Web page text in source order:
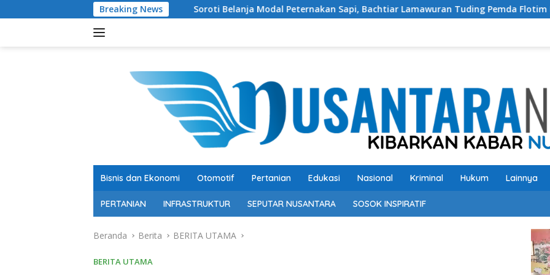
ke
Breaking News
Soroti Belanja Modal Peternakan Sapi, Bachtiar Lamawuran Tuding Pemda Flotim Lakukan
Bisnis dan Ekonomi Otomotif Pertanian Edukasi Nasional Kriminal Hukum Lainnya
PERTANIAN INFRASTRUKTUR SEPUTAR NUSANTARA SOSOK INSPIRATIF
Beranda Berita BERITA UTAMA
BERITA UTAMA